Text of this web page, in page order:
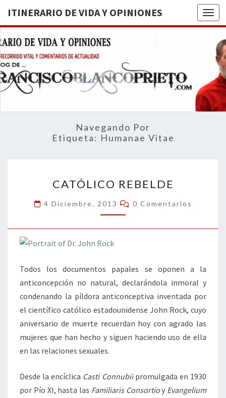
ITINERARIO DE VIDA Y OPINIONES
DE
BREVE
RECORRIDO
VITAL Y
ACTUALIDAD
Navegando Por
Etiqueta: Humanae Vitae
REBELDE
CATÓLICO REBELDE
4 Diciembre, 2013 Comentarios
0 Comentarios
Todos los documentos papales se oponen a la
anticoncepción no natural, declarándola inmoral y
condenando la píldora anticonceptiva inventada por
el científico católico estadounidense John Rock, cuyo
aniversario de muerte recuerdan hoy con agrado las
mujeres que han hecho y siguen haciendo uso de ella
en las relaciones sexuales.
Desde la encíclica Casti Connubiipromulgada en 1930
por Pío XI, hasta las Familiaris Consortioy Evangelium